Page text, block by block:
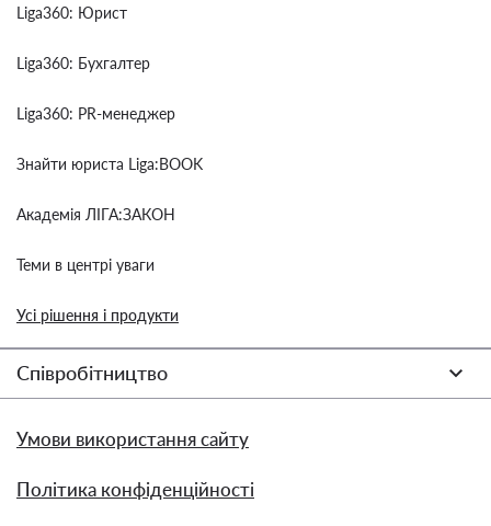
Liga360: Юрист
Liga360: Бухгалтер
Liga360: PR-менеджер
Знайти юриста Liga:BOOK
Академія ЛІГА:ЗАКОН
Теми в центрі уваги
Усі рішення і продукти
Співробітництво
Умови використання сайту
Політика конфіденційності